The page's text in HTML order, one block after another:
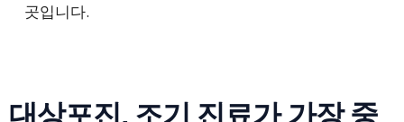
곳입니다.
대상포진, 조기 진료가 가장 중